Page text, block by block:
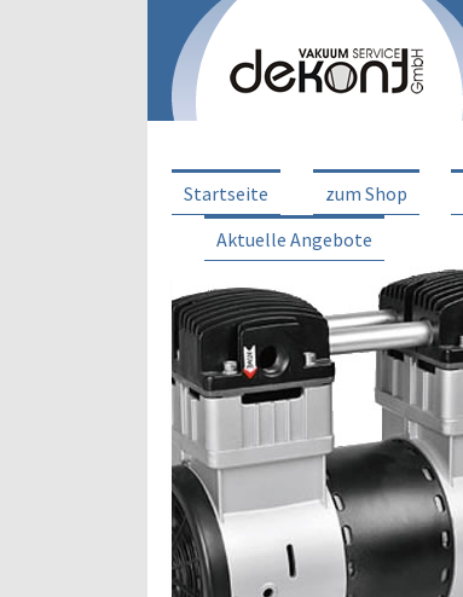
Startseite zum Shop
Aktuelle Angebote